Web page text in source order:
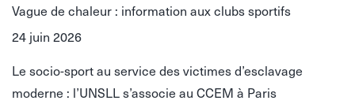
Vague de chaleur : information aux clubs sportifs
24 juin 2026
Le socio-sport au service des victimes d’esclavage
moderne : l’UNSLL s’associe au CCEM à Paris